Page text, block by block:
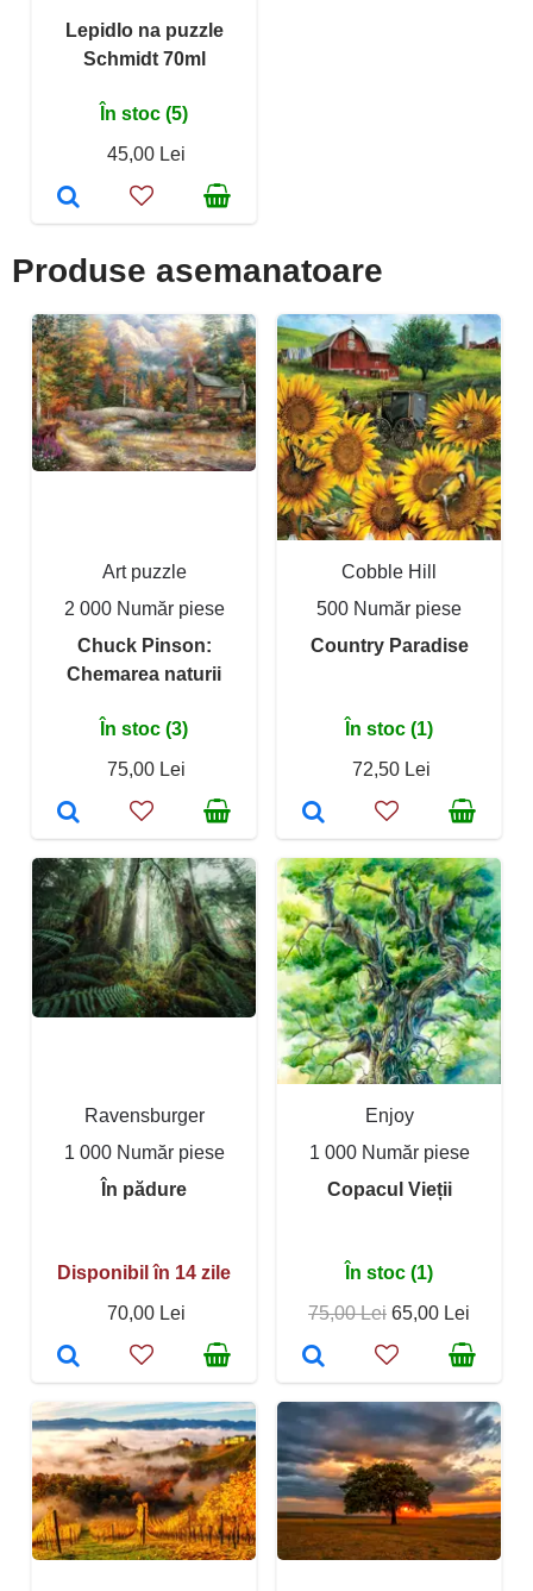
Lepidlo na puzzle
Schmidt 70ml
În stoc (5)
45,00 Lei
Produse asemanatoare
Art puzzle
2 000 Număr piese
Chuck Pinson:
Chemarea naturii
În stoc (3)
75,00 Lei
Cobble Hill
500 Număr piese
Country Paradise
În stoc (1)
72,50 Lei
Ravensburger
1 000 Număr piese
În pădure
Disponibil în 14 zile
70,00 Lei
Enjoy
1 000 Număr piese
Copacul Vieții
În stoc (1)
75,00 Lei 65,00 Lei